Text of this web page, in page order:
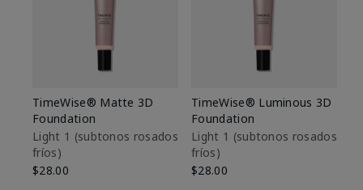
TimeWise® Matte 3D
Foundation
Light 1​ (subtonos rosados
fríos)
$28.00
TimeWise® Luminous 3D
Foundation
Light 1​ (subtonos rosados
fríos)
$28.00